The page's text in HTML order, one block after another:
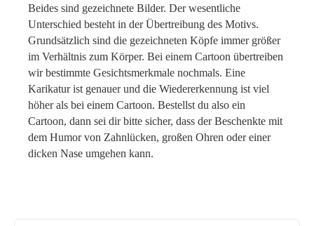
Beides sind gezeichnete Bilder. Der wesentliche
Unterschied besteht in der Übertreibung des Motivs.
Grundsätzlich sind die gezeichneten Köpfe immer größer
im Verhältnis zum Körper. Bei einem Cartoon übertreiben
wir bestimmte Gesichtsmerkmale nochmals. Eine
Karikatur ist genauer und die Wiedererkennung ist viel
höher als bei einem Cartoon. Bestellst du also ein
Cartoon, dann sei dir bitte sicher, dass der Beschenkte mit
dem Humor von Zahnlücken, großen Ohren oder einer
dicken Nase umgehen kann.